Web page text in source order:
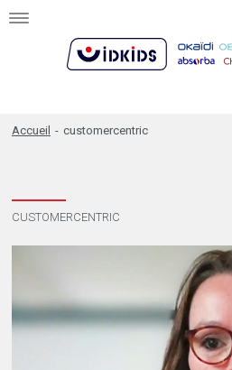
Toggle
Accueil - customercentric
CUSTOMERCENTRIC